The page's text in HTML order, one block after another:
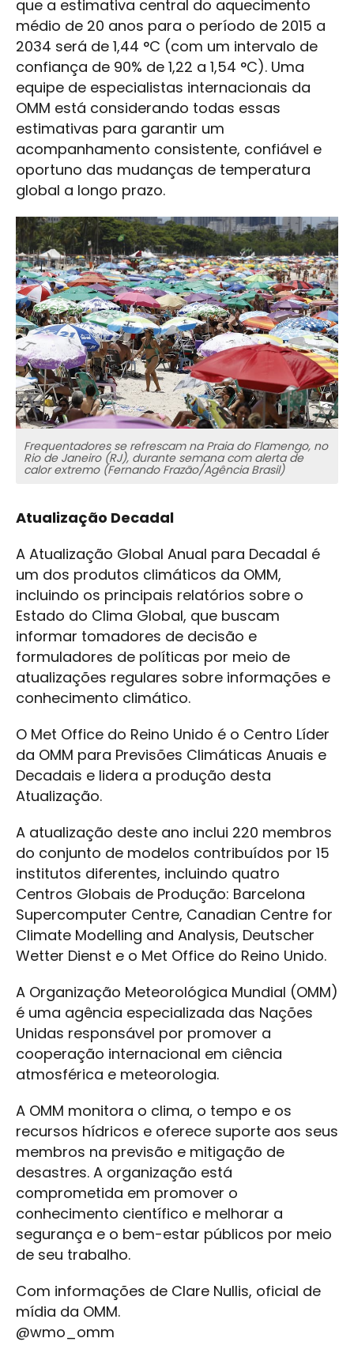
que a estimativa central do aquecimento
médio de 20 anos para o período de 2015 a
2034 será de 1,44 °C (com um intervalo de
confiança de 90% de 1,22 a 1,54 °C). Uma
equipe de especialistas internacionais da
OMM está considerando todas essas
estimativas para garantir um
acompanhamento consistente, confiável e
oportuno das mudanças de temperatura
global a longo prazo.
Frequentadores se refrescam na Praia do Flamengo, no
Rio de Janeiro (RJ), durante semana com alerta de
calor extremo (Fernando Frazão/Agência Brasil)
Atualização Decadal
A Atualização Global Anual para Decadal é
um dos produtos climáticos da OMM,
incluindo os principais relatórios sobre o
Estado do Clima Global, que buscam
informar tomadores de decisão e
formuladores de políticas por meio de
atualizações regulares sobre informações e
conhecimento climático.
O Met Office do Reino Unido é o Centro Líder
da OMM para Previsões Climáticas Anuais e
Decadais e lidera a produção desta
Atualização.
A atualização deste ano inclui 220 membros
do conjunto de modelos contribuídos por 15
institutos diferentes, incluindo quatro
Centros Globais de Produção: Barcelona
Supercomputer Centre, Canadian Centre for
Climate Modelling and Analysis, Deutscher
Wetter Dienst e o Met Office do Reino Unido.
A Organização Meteorológica Mundial (OMM)
é uma agência especializada das Nações
Unidas responsável por promover a
cooperação internacional em ciência
atmosférica e meteorologia.
A OMM monitora o clima, o tempo e os
recursos hídricos e oferece suporte aos seus
membros na previsão e mitigação de
desastres. A organização está
comprometida em promover o
conhecimento científico e melhorar a
segurança e o bem-estar públicos por meio
de seu trabalho.
Com informações de Clare Nullis, oficial de
mídia da OMM.
@wmo_omm